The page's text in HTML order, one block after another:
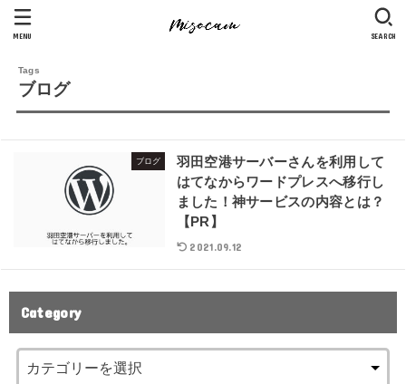
SEARCH
MENU
ブログ
ブログ
羽田空港サーバーさんを利用して
はてなからワードプレスへ移行し
ました！神サービスの内容とは？
【PR】
2021.09.12
Category